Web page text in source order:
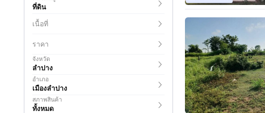
ที่ดิน
เนื้อที่
ราคา
จังหวัด
ลำปาง
อำเภอ
เมืองลำปาง
สภาพสินค้า
ทั้งหมด